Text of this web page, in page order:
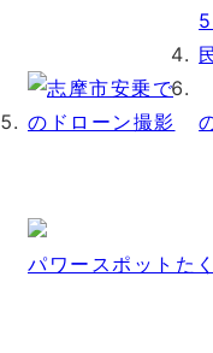
パワースポットた